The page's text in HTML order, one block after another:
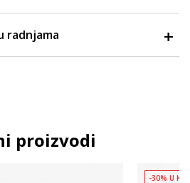
radnjama
proizvodi
-30% U